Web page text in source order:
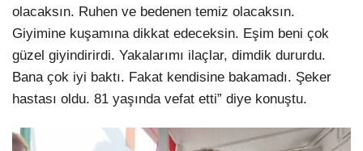
olacaksın. Ruhen ve bedenen temiz olacaksın.
Giyimine kuşamına dikkat edeceksin. Eşim beni çok
güzel giyindirirdi. Yakalarımı ilaçlar, dimdik dururdu.
Bana çok iyi baktı. Fakat kendisine bakamadı. Şeker
hastası oldu. 81 yaşında vefat etti” diye konuştu.